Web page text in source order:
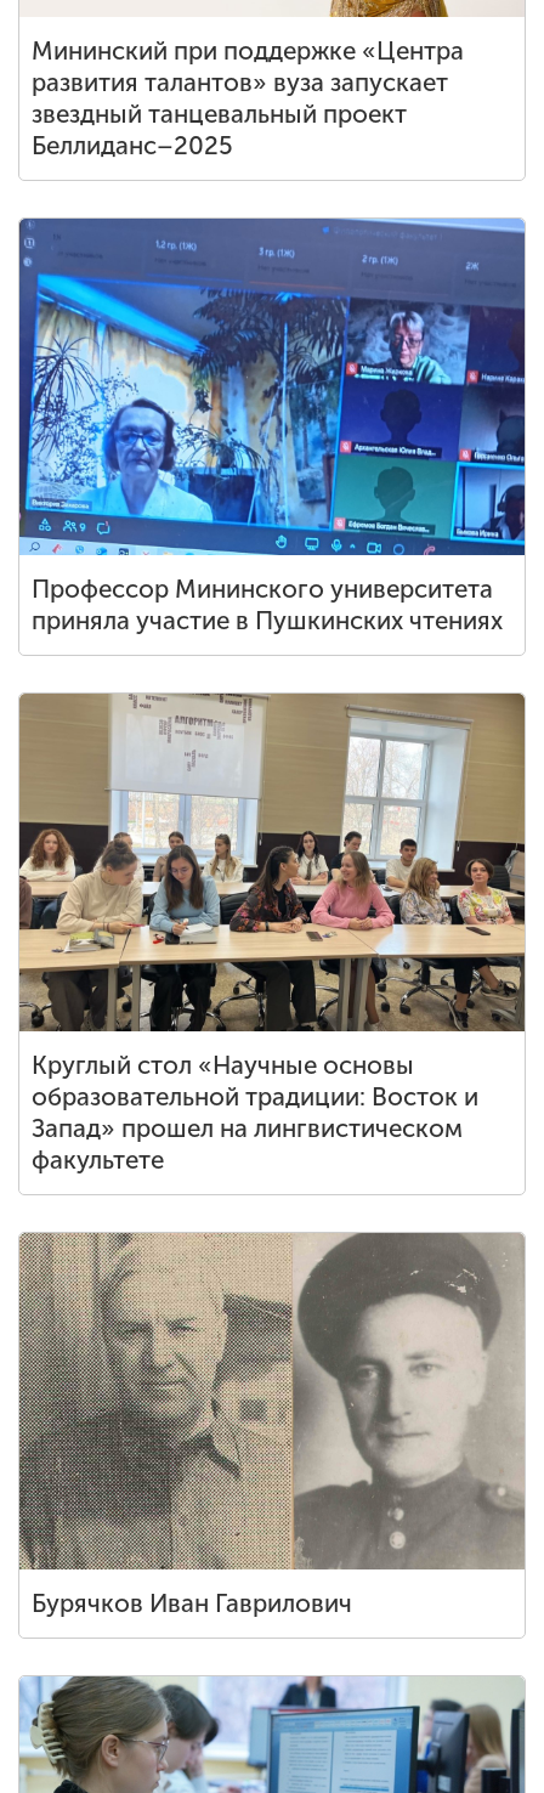
Мининский при поддержке «Центра
развития талантов» вуза запускает
звездный танцевальный проект
Беллиданс–2025
Профессор Мининского университета
приняла участие в Пушкинских чтениях
Круглый стол «Научные основы
образовательной традиции: Восток и
Запад» прошел на лингвистическом
факультете
Бурячков Иван Гаврилович